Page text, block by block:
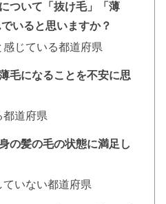
ついて「抜け毛」「薄
いると思いますか？
じている都道府県
毛になることを不安に思
都道府県
の髪の毛の状態に満足し
いない都道府県